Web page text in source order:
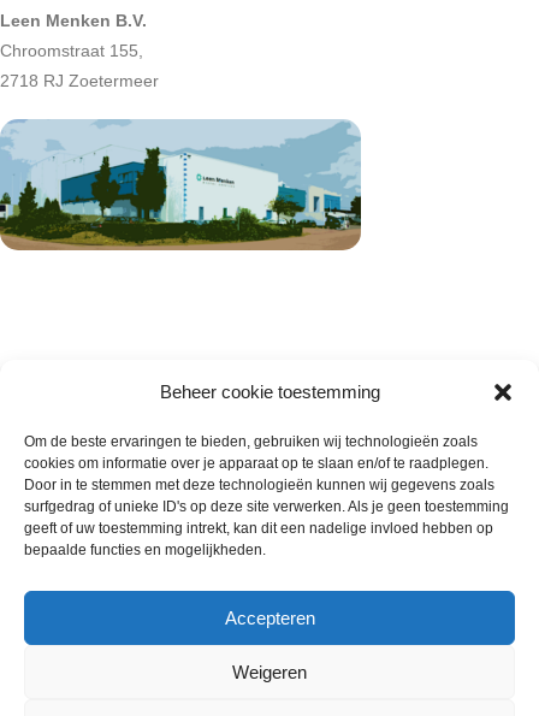
Beheer cookie toestemming
Om de beste ervaringen te bieden, gebruiken wij technologieën zoals
cookies om informatie over je apparaat op te slaan en/of te raadplegen.
Door in te stemmen met deze technologieën kunnen wij gegevens zoals
surfgedrag of unieke ID's op deze site verwerken. Als je geen toestemming
geeft of uw toestemming intrekt, kan dit een nadelige invloed hebben op
bepaalde functies en mogelijkheden.
Accepteren
Weigeren
Leen Menken B.V.
Chroomstraat 155,
2718 RJ Zoetermeer
Wie zijn wij
Contact met onze inkoop
Klantenservice
Annuleer & Retourbeleid
Horeca-Groothandel